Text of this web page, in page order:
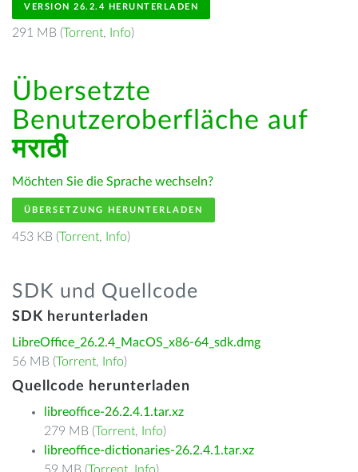
VERSION 26.2.4 HERUNTERLADEN
291 MB (Torrent, Info)
Übersetzte
Benutzeroberfläche auf
मराठी
Möchten Sie die Sprache wechseln?
ÜBERSETZUNG HERUNTERLADEN
453 KB (Torrent, Info)
SDK und Quellcode
SDK herunterladen
LibreOffice_26.2.4_MacOS_x86-64_sdk.dmg
56 MB (Torrent, Info)
Quellcode herunterladen
libreoffice-26.2.4.1.tar.xz
279 MB (Torrent, Info)
libreoffice-dictionaries-26.2.4.1.tar.xz